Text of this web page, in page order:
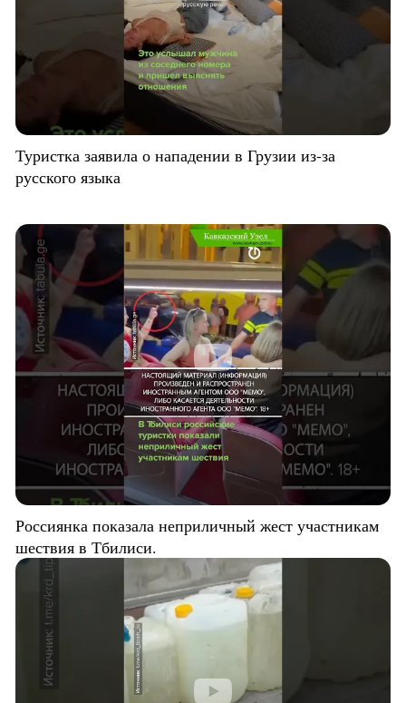
Туристка заявила о нападении в Грузии из-за
русского языка
Россиянка показала неприличный жест участникам
шествия в Тбилиси.